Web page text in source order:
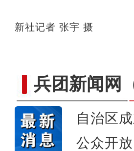
新社记者 张宇 摄
兵团新闻网
自治区
公众开放
第